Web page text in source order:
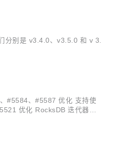
分别是 v3.4.0、v3.5.0 和 v 3.
#5584、#5587 优化 支持使
优化 RocksDB 迭代器执